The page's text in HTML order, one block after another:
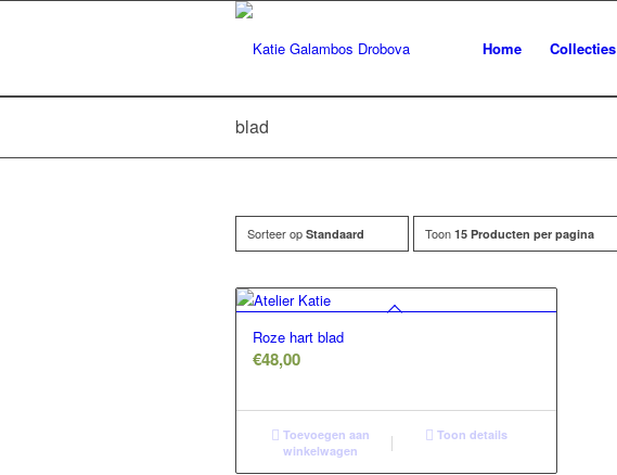
Home Collecties
blad
Sorteer op Standaard Toon 15 Producten per pagina
Roze hart blad
€48,00
Toevoegen aan
winkelwagen
Toon details